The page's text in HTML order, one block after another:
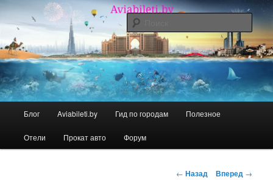
Перейти
к
основному
содержимому
Aviabileti.by БЛОГ
Дешевые авиабилеты по всему миру. С нами легко путешествовать!
Блог Aviabileti.by Гид по городам Полезное
Отели Прокат авто Форум
Навигация
← Назад Вперед →